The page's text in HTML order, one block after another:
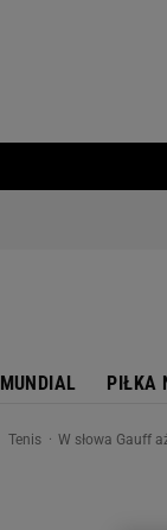
MUNDIAL PIŁKA
Tenis W słowa Gauff